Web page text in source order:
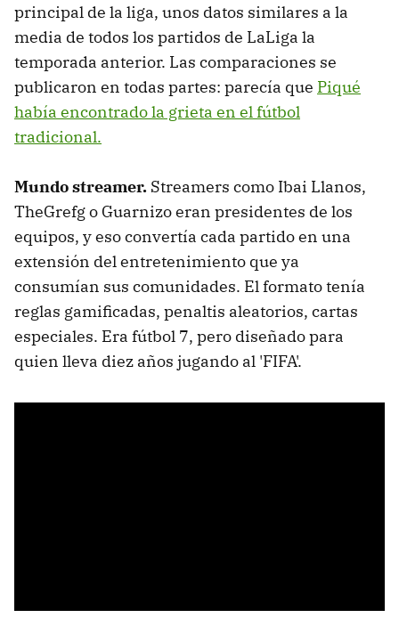
principal de la liga, unos datos similares a la
media de todos los partidos de LaLiga la
temporada anterior. Las comparaciones se
publicaron en todas partes: parecía que Piqué
había encontrado la grieta en el fútbol
tradicional.
Mundo streamer. Streamers como Ibai Llanos,
TheGrefg o Guarnizo eran presidentes de los
equipos, y eso convertía cada partido en una
extensión del entretenimiento que ya
consumían sus comunidades. El formato tenía
reglas gamificadas, penaltis aleatorios, cartas
especiales. Era fútbol 7, pero diseñado para
quien lleva diez años jugando al 'FIFA'.